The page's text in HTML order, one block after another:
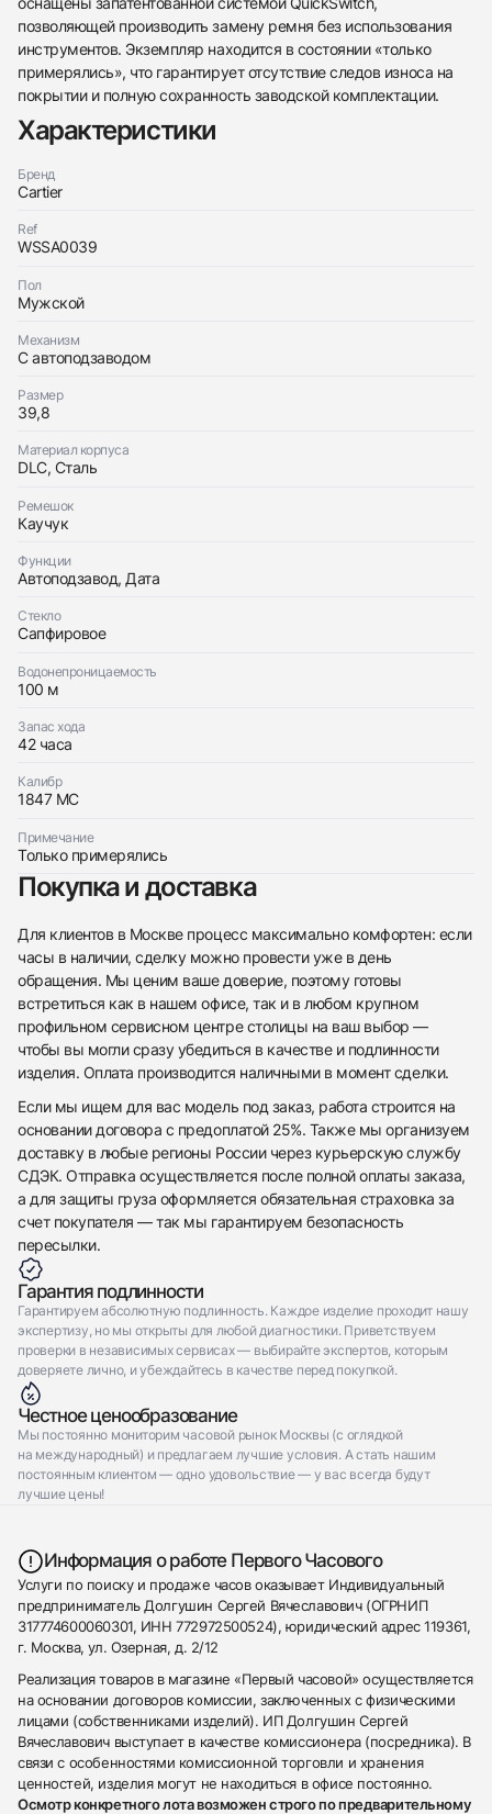
438
285
205
204
позволяющей производить замену ремня без использования
инструментов. Экземпляр находится в состоянии «только
примерялись», что гарантирует отсутствие следов износа на
покрытии и полную сохранность заводской комплектации.
Характеристики
Бренд
Cartier
Ref
WSSA0039
Пол
Мужской
Механизм
С автоподзаводом
Размер
39,8
Материал корпуса
DLC, Сталь
Ремешок
Каучук
Функции
Автоподзавод, Дата
Стекло
Сапфировое
Водонепроницаемость
100 м
Запас хода
42 часа
Калибр
1847 MC
Примечание
Только примерялись
Покупка и доставка
Для клиентов в Москве процесс максимально комфортен: если
часы в наличии, сделку можно провести уже в день
обращения. Мы ценим ваше доверие, поэтому готовы
встретиться как в нашем офисе, так и в любом крупном
профильном сервисном центре столицы на ваш выбор —
чтобы вы могли сразу убедиться в качестве и подлинности
изделия. Оплата производится наличными в момент сделки.
Если мы ищем для вас модель под заказ, работа строится на
основании договора с предоплатой 25%. Также мы организуем
доставку в любые регионы России через курьерскую службу
СДЭК. Отправка осуществляется после полной оплаты заказа,
а для защиты груза оформляется обязательная страховка за
счет покупателя — так мы гарантируем безопасность
пересылки.
Гарантия подлинности
Гарантируем абсолютную подлинность. Каждое изделие проходит нашу
экспертизу, но мы открыты для любой диагностики. Приветствуем
проверки в независимых сервисах — выбирайте экспертов, которым
доверяете лично, и убеждайтесь в качестве перед покупкой.
Честное ценообразование
Мы постоянно мониторим часовой рынок Москвы (с оглядкой
на международный) и предлагаем лучшие условия. А стать нашим
постоянным клиентом — одно удовольствие — у вас всегда будут
лучшие цены!
Информация о работе Первого Часового
Услуги по поиску и продаже часов оказывает Индивидуальный
предприниматель Долгушин Сергей Вячеславович (ОГРНИП
317774600060301, ИНН 772972500524), юридический адрес 119361,
г. Москва, ул. Озерная, д. 2/12
Реализация товаров в магазине «Первый часовой» осуществляется
на основании договоров комиссии, заключенных с физическими
лицами (собственниками изделий). ИП Долгушин Сергей
Вячеславович выступает в качестве комиссионера (посредника). В
связи с особенностями комиссионной торговли и хранения
ценностей, изделия могут не находиться в офисе постоянно.
Осмотр конкретного лота возможен строго по предварительному
Оставьте ваши контактные данные и мы свяжемся
Трейд-ин часов
с вами